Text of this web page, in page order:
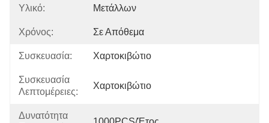
Υλικό: Μετάλλων
Χρόνος: Σε Απόθεμα
Συσκευασία: Χαρτοκιβώτιο
Συσκευασία
Λεπτομέρειες:
Χαρτοκιβώτιο
Δυνατότητα